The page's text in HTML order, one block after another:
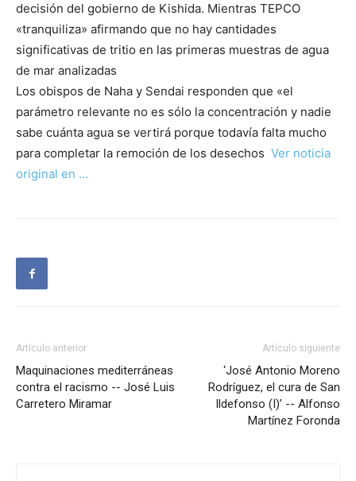
decisión del gobierno de Kishida. Mientras TEPCO
«tranquiliza» afirmando que no hay cantidades
significativas de tritio en las primeras muestras de agua
de mar analizadas
Los obispos de Naha y Sendai responden que «el
parámetro relevante no es sólo la concentración y nadie
sabe cuánta agua se vertirá porque todavía falta mucho
para completar la remoción de los desechos Ver noticia
original en …
Artículo anterior
Maquinaciones mediterráneas
contra el racismo -- José Luis
Carretero Miramar
Artículo siguiente
‘José Antonio Moreno
Rodríguez, el cura de San
Ildefonso (I)’ -- Alfonso
Martínez Foronda